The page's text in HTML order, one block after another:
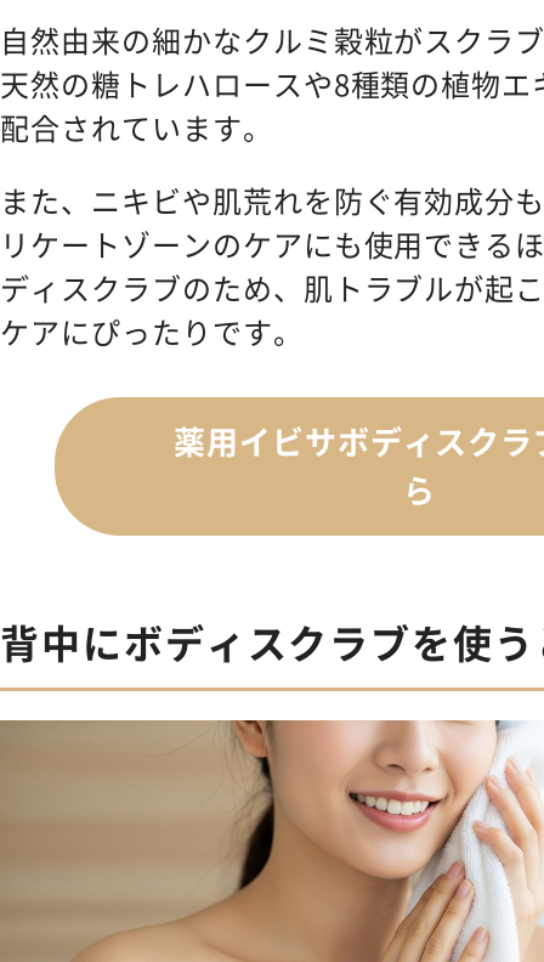
自然由来の細かなクルミ穀粒がスクラ
天然の糖トレハロースや8種類の植物
配合されています。
また、ニキビや肌荒れを防ぐ有効成分
リケートゾーンのケアにも使用できる
ディスクラブのため、肌トラブルが起
ケアにぴったりです。
薬用イビサボディスク
ら
背中にボディスクラブを使